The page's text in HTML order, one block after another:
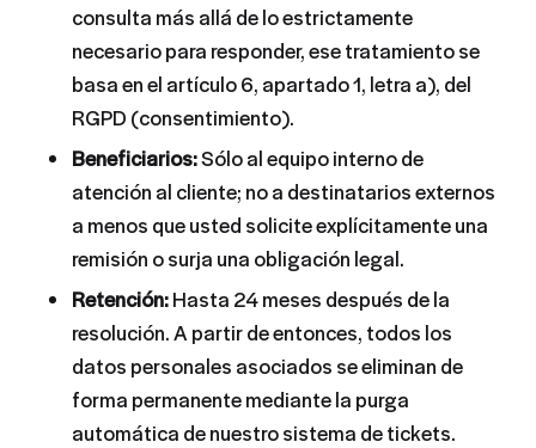
consulta más allá de lo estrictamente
necesario para responder, ese tratamiento se
basa en el artículo 6, apartado 1, letra a), del
RGPD (consentimiento).
Beneficiarios:Sólo al equipo interno de
atención al cliente; no a destinatarios externos
a menos que usted solicite explícitamente una
remisión o surja una obligación legal.
Retención:Hasta 24 meses después de la
resolución. A partir de entonces, todos los
datos personales asociados se eliminan de
forma permanente mediante la purga
automática de nuestro sistema de tickets.